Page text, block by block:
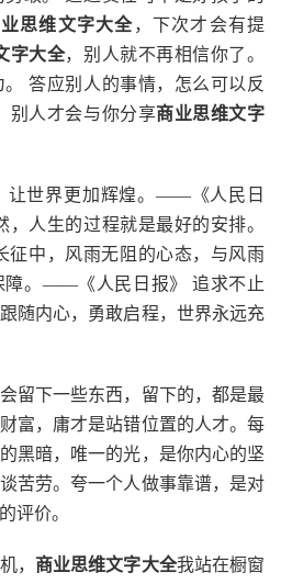
思维文字大全，下次才会有提
字大全，别人就不再相信你了。
答应别人的事情，怎么可以反
别人才会与你分享商业思维文字
让世界更加辉煌。——《人民日
人生的过程就是最好的安排。
中，风雨无阻的心态，与风雨
障。——《人民日报》 追求不止
随内心，勇敢启程，世界永远充
留下一些东西，留下的，都是最
富，庸才是站错位置的人才。每
黑暗，唯一的光，是你内心的坚
苦劳。夸一个人做事靠谱，是对
评价。
， 商业思维文字大全我站在橱窗